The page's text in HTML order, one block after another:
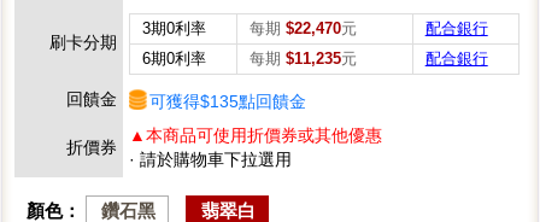
刷卡分期
3期0利率 每期 $22,470元
配合銀行
6期0利率
每期 $11,235元 配合銀行
回饋金 可獲得$135點回饋金
折價券
▲本商品可使用折價券或其他優惠
· 請於購物車下拉選用
顏色： 鑽石黑 翡翠白